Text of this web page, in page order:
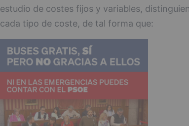
estudio de costes fijos y variables,
cada tipo de coste, de tal forma que: